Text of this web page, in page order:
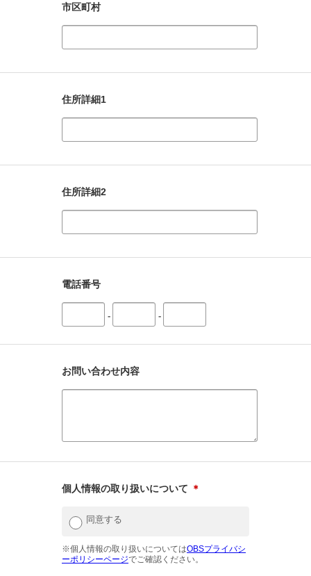
市区町村
住所詳細1
住所詳細2
電話番号
- -
お問い合わせ内容
個人情報の取り扱いについて ＊
同意する
※個人情報の取り扱いについてはOBSプライバシ
ーポリシーページでご確認ください。